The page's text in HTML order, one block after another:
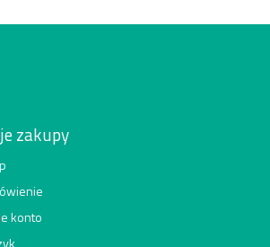
zakupy
konto